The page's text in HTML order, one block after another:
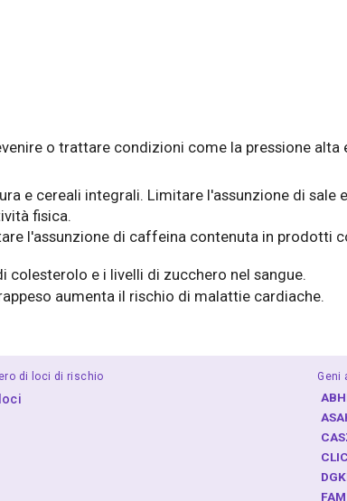
o trattare condizioni come la pressione
e cereali integrali. Limitare l'assunzione di sale
fisica.
l'assunzione di caffeina contenuta in prodotti
colesterolo e i livelli di zucchero nel sangue.
aumenta il rischio di malattie cardiache.
di loci di rischio Geni